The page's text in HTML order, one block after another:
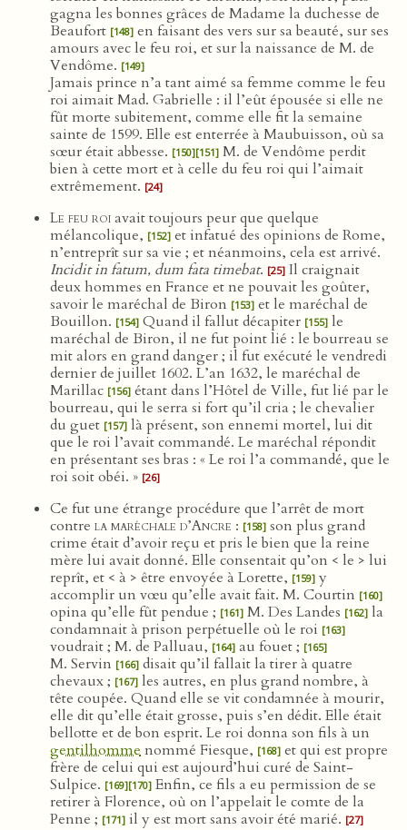
gagna les bonnes grâces de Madame la duchesse de
Beaufort [148] en faisant des vers sur sa beauté, sur ses
amours avec le feu roi, et sur la naissance de M. de
Vendôme. [149]
Jamais prince n’a tant aimé sa femme comme le feu
roi aimait Mad. Gabrielle : il l’eût épousée si elle ne
fût morte subitement, comme elle fit la semaine
sainte de 1599. Elle est enterrée à Maubuisson, où sa
sœur était abbesse. [150][151] M. de Vendôme perdit
bien à cette mort et à celle du feu roi qui l’aimait
extrêmement. [24]
Le feu roiavait toujours peur que quelque
mélancolique, [152] et infatué des opinions de Rome,
n’entreprît sur sa vie ; et néanmoins, cela est arrivé.
Incidit in fatum, dum fata timebat. [25] Il craignait
deux hommes en France et ne pouvait les goûter,
savoir le maréchal de Biron [153] et le maréchal de
Bouillon. [154] Quand il fallut décapiter [155] le
maréchal de Biron, il ne fut point lié : le bourreau se
mit alors en grand danger ; il fut exécuté le vendredi
dernier de juillet 1602. L’an 1632, le maréchal de
Marillac [156] étant dans l’Hôtel de Ville, fut lié par le
bourreau, qui le serra si fort qu’il cria ; le chevalier
du guet [157] là présent, son ennemi mortel, lui dit
que le roi l’avait commandé. Le maréchal répondit
en présentant ses bras : « Le roi l’a commandé, que le
roi soit obéi. » [26]
Ce fut une étrange procédure que l’arrêt de mort
contre la maréchale d’Ancre : [158] son plus grand
crime était d’avoir reçu et pris le bien que la reine
mère lui avait donné. Elle consentait qu’on < le > lui
reprît, et < à > être envoyée à Lorette, [159] y
accomplir un vœu qu’elle avait fait. M. Courtin [160]
opina qu’elle fût pendue ; [161] M. Des Landes [162] la
condamnait à prison perpétuelle où le roi [163]
voudrait ; M. de Palluau, [164] au fouet ; [165]
M. Servin [166] disait qu’il fallait la tirer à quatre
chevaux ; [167] les autres, en plus grand nombre, à
tête coupée. Quand elle se vit condamnée à mourir,
elle dit qu’elle était grosse, puis s’en dédit. Elle était
bellotte et de bon esprit. Le roi donna son fils à un
gentilhommenommé Fiesque, [168] et qui est propre
frère de celui qui est aujourd’hui curé de Saint-
Sulpice. [169][170] Enfin, ce fils a eu permission de se
retirer à Florence, où on l’appelait le comte de la
Penne ; [171] il y est mort sans avoir été marié. [27]